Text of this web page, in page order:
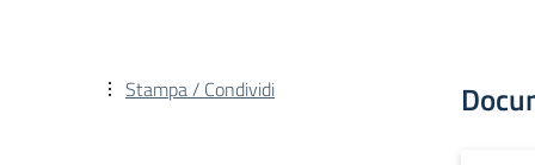
Stampa / Condividi